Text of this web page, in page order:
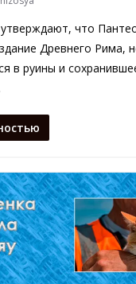
что
Древнего Рима,
в руины и